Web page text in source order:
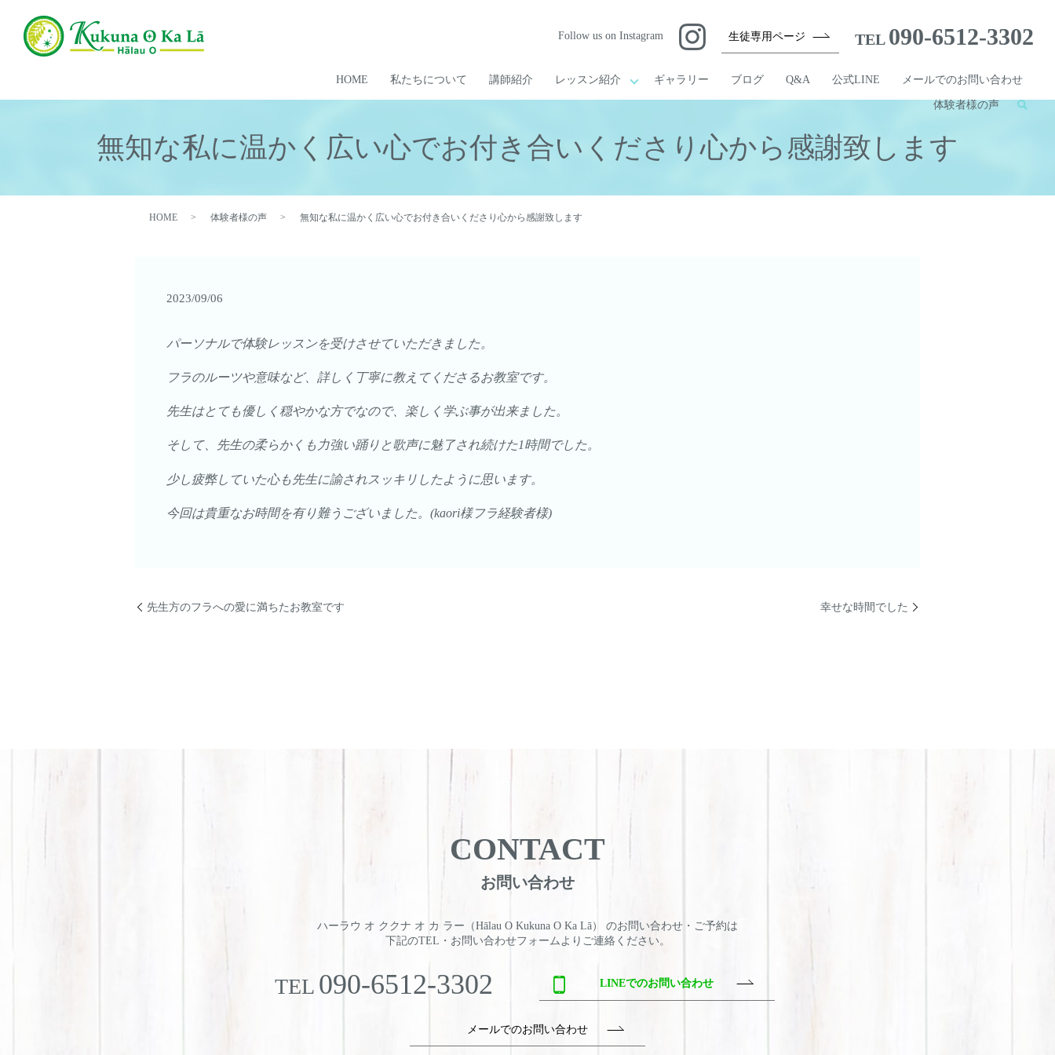
HOME 私たちについて 講師紹介 レッスン紹介 ギャラリー ブログ Q&A 公式LINE メールでのお問い合わせ
体験者様の声
Follow us on Instagram 生徒専用ページ TEL 090-6512-3302
無知な私に温かく広い心でお付き合いくださり心から感謝致します
HOME 体験者様の声 無知な私に温かく広い心でお付き合いくださり心から感謝致します
2023/09/06
パーソナルで体験レッスンを受けさせていただきました。
フラのルーツや意味など、詳しく丁寧に教えてくださるお教室です。
先生はとても優しく穏やかな方でなので、楽しく学ぶ事が出来ました。
そして、先生の柔らかくも力強い踊りと歌声に魅了され続けた1時間でした。
少し疲弊していた心も先生に諭されスッキリしたように思います。
今回は貴重なお時間を有り難うございました。(kaori様フラ経験者様)
先生方のフラへの愛に満ちたお教室です 幸せな時間でした
CONTACT
お問い合わせ
ハーラウ オ ククナ オ カ ラー（Hālau O Kukuna O Ka Lā） のお問い合わせ・ご予約は
下記のTEL・お問い合わせフォームよりご連絡ください。
TEL 090-6512-3302 LINEでのお問い合わせ
メールでのお問い合わせ